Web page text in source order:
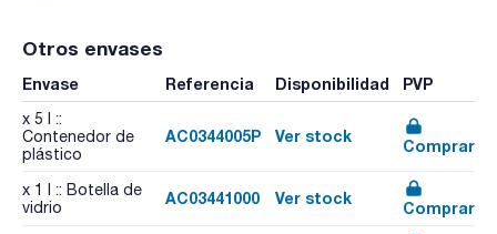
Otros envases
Envase Referencia Disponibilidad PVP
x 5 l ::
Contenedor de
plástico
AC0344005P Ver stock
Comprar
x 1 l :: Botella de
vidrio
AC03441000 Ver stock
Comprar